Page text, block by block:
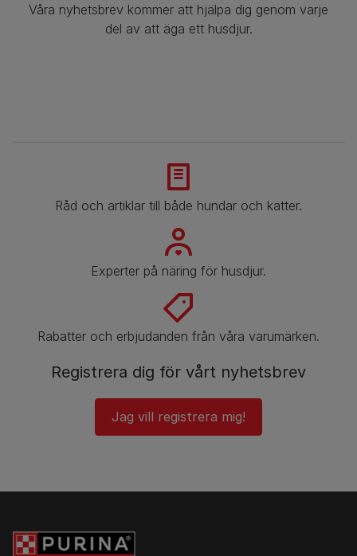
Våra nyhetsbrev kommer att hjälpa dig genom varje
del av att äga ett husdjur.
Råd och artiklar till både hundar och katter.
Experter på näring för husdjur.
Rabatter och erbjudanden från våra varumärken.
Registrera dig för vårt nyhetsbrev
Jag vill registrera mig!